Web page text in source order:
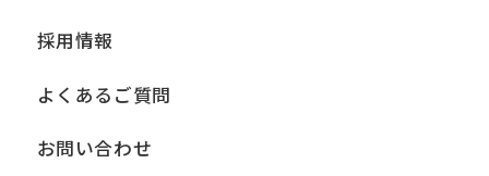
採用情報
よくあるご質問
お問い合わせ